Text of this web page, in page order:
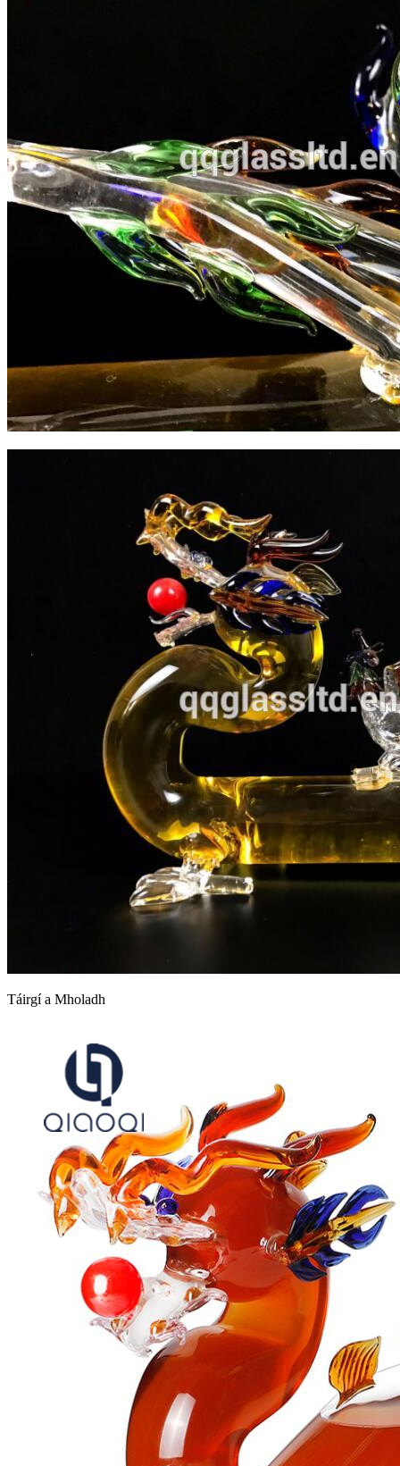
Táirgí a Mholadh